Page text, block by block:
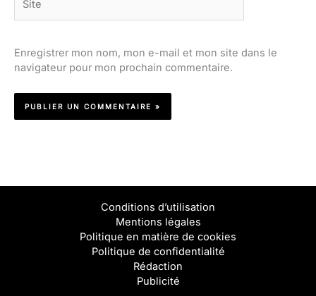
Enregistrer mon nom, mon e-mail et mon site dans le
navigateur pour mon prochain commentaire.
Conditions d’utilisation
Mentions légales
Politique en matière de cookies
Politique de confidentialité
Rédaction
Publicité